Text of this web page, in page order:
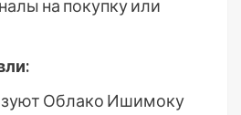
на покупку или
Облако Ишимоку